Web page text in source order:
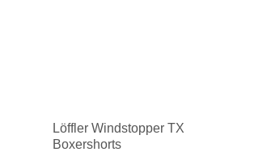
Löffler Windstopper TX
Boxershorts